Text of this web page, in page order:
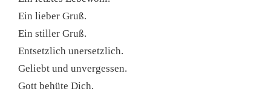
Ein lieber Gruß.
Ein stiller Gruß.
Entsetzlich unersetzlich.
Geliebt und unvergessen.
Gott behüte Dich.